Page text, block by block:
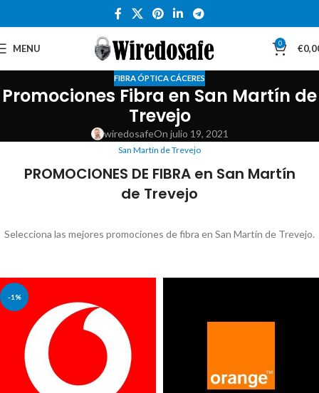
MENU 0 €
FIBRA ÓPTICA CÁCERES
Promociones Fibra en San Martín de
Trevejo
wiredosafeOn julio 19, 2021
San Martín de Trevejo
PROMOCIONES DE FIBRA en San Martín
de Trevejo
Selecciona las mejores promociones de fibra en San Martín de Trevejo.
-1%